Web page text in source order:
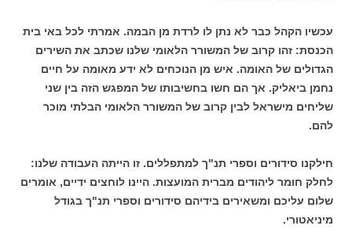
עכשיו הקהל כבר לא נתן לו לרדת מן הבמה. אמרתי לכל באי בית
הכנסת: זהו קרוב של המשורר הלאומי שלנו שכתב את השירים
הגדולים של האומה. איש מן הנוכחים לא ידע מאומה על חיים
נחמן ביאליק. אך הם חשו בחשיבותו של המפגש הזה בין שני
שליחים מישראל לבין קרוב של המשורר הלאומי הבלתי מוכר
להם.
חילקנו סידורים וספרי תנ"ך למתפללים. זו הייתה העבודה שלנו:
לחלק חומר ליהודים מברית המועצות. היינו לוחצים ידיים, אומרים
שלום עליכם ומשאירים בידיהם סידורים וספרי תנ"ך בגודל
מיניאטורי.